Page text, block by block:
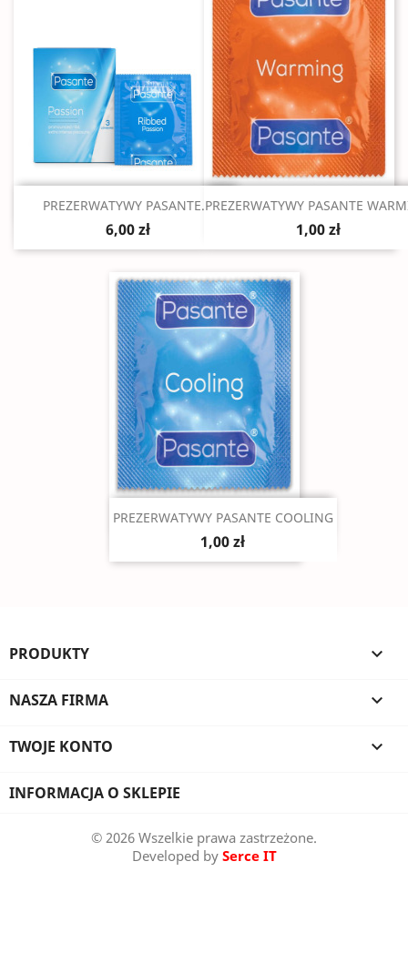
Szybki podgląd
PREZERWATYWY PASANTE...
6,00 zł
Szybki podgląd
PREZERWATYWY PASANTE
1,00 zł
Szybki podgląd
PREZERWATYWY PASANTE COOLING
1,00 zł
PRODUKTY 
NASZA FIRMA 
TWOJE KONTO 
INFORMACJA O SKLEPIE
© 2026 Wszelkie prawa zastrzeżone.
Developed by Serce IT